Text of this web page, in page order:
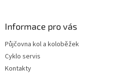
Informace pro vás
Půjčovna kol a koloběžek
Cyklo servis
Kontakty